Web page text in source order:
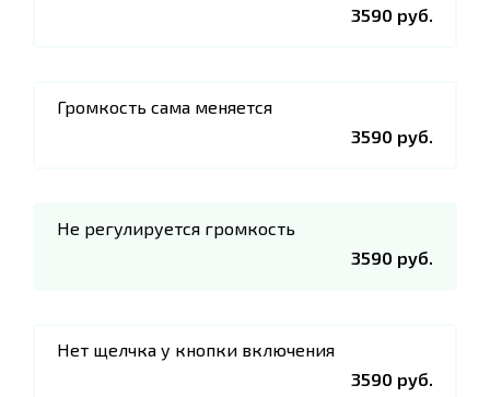
3590 руб.
Громкость сама меняется
3590 руб.
Не регулируется громкость
3590 руб.
Нет щелчка у кнопки включения
3590 руб.